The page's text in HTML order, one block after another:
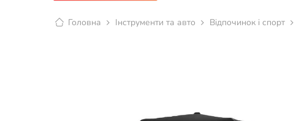
Головна Інструменти та авто Відпочинок і спорт